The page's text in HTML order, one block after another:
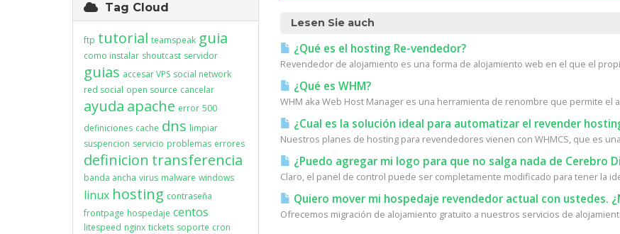
Lesen Sie auch
¿Qué es el hosting Re-vendedor?
Revendedor de alojamiento es una forma de alojamiento web en el que el
¿Qué es WHM?
WHM aka Web Host Manager es una herramienta de renombre que permite el
¿Cual es la solución ideal para automatizar el revender
Nuestros planes de hosting para revendedores vienen con WHMCS, que es
¿Puedo agregar mi logo para que no salga nada de Cerebro
Claro, el panel de control puede ser completamente modificado para tener la
Quiero mover mi hospedaje revendedor actual con ustedes.
Ofrecemos migración de alojamiento gratuito a nuestros servicios de
Tag Cloud
ftp tutorial teamspeak guia
como instalar shoutcast servidor
guias accesar VPS social network
red social open source cancelar
ayuda apache error 500
definiciones cache dns limpiar
suspencion servicio problemas errores
definicion transferencia
banda ancha virus malware windows
linux hosting contraseña
frontpage hospedaje centos
litespeed nginx tickets soporte cron